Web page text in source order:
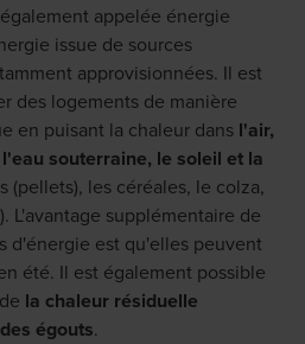
appelée énergie
issue de sources
approvisionnées. Il est
des logements de manière
en puisant la chaleur dans l'air,
souterraine, le soleil et la
(pellets), les céréales, le colza,
L'avantage supplémentaire de
d'énergie est qu'elles peuvent
été. Il est également possible
la chaleur résiduelle
égouts.